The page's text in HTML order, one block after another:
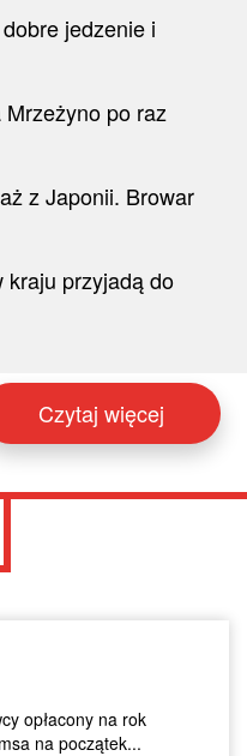
jedzenie i
Mrzeżyno po raz
z Japonii. Browar
kraju przyjadą do
Czytaj więcej
opłacony na rok
na początek...